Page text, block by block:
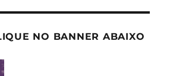
NO BANNER ABAIXO